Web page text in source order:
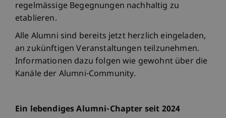
regelmässige Begegnungen nachhaltig zu
etablieren.
Alle Alumni sind bereits jetzt herzlich eingeladen,
an zukünftigen Veranstaltungen teilzunehmen.
Informationen dazu folgen wie gewohnt über die
Kanäle der Alumni-Community.
Ein lebendiges Alumni-Chapter seit 2024